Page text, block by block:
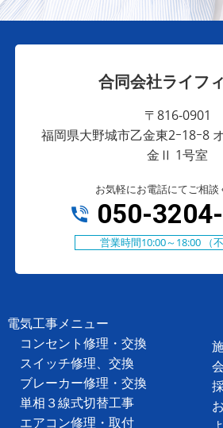
合同会社ライフ
〒816-0901
福岡県大野城市乙金東2ｰ18ｰ8
金Ⅱ 1号室
お気軽にお電話にてご相談
050-
営業時間10:00～18:00 （不
電気工事メニュー
コンセント修理・交換
スイッチ修理、交換
ブレーカー修理・交換
単相３線式切替工事
エアコン修理・取付